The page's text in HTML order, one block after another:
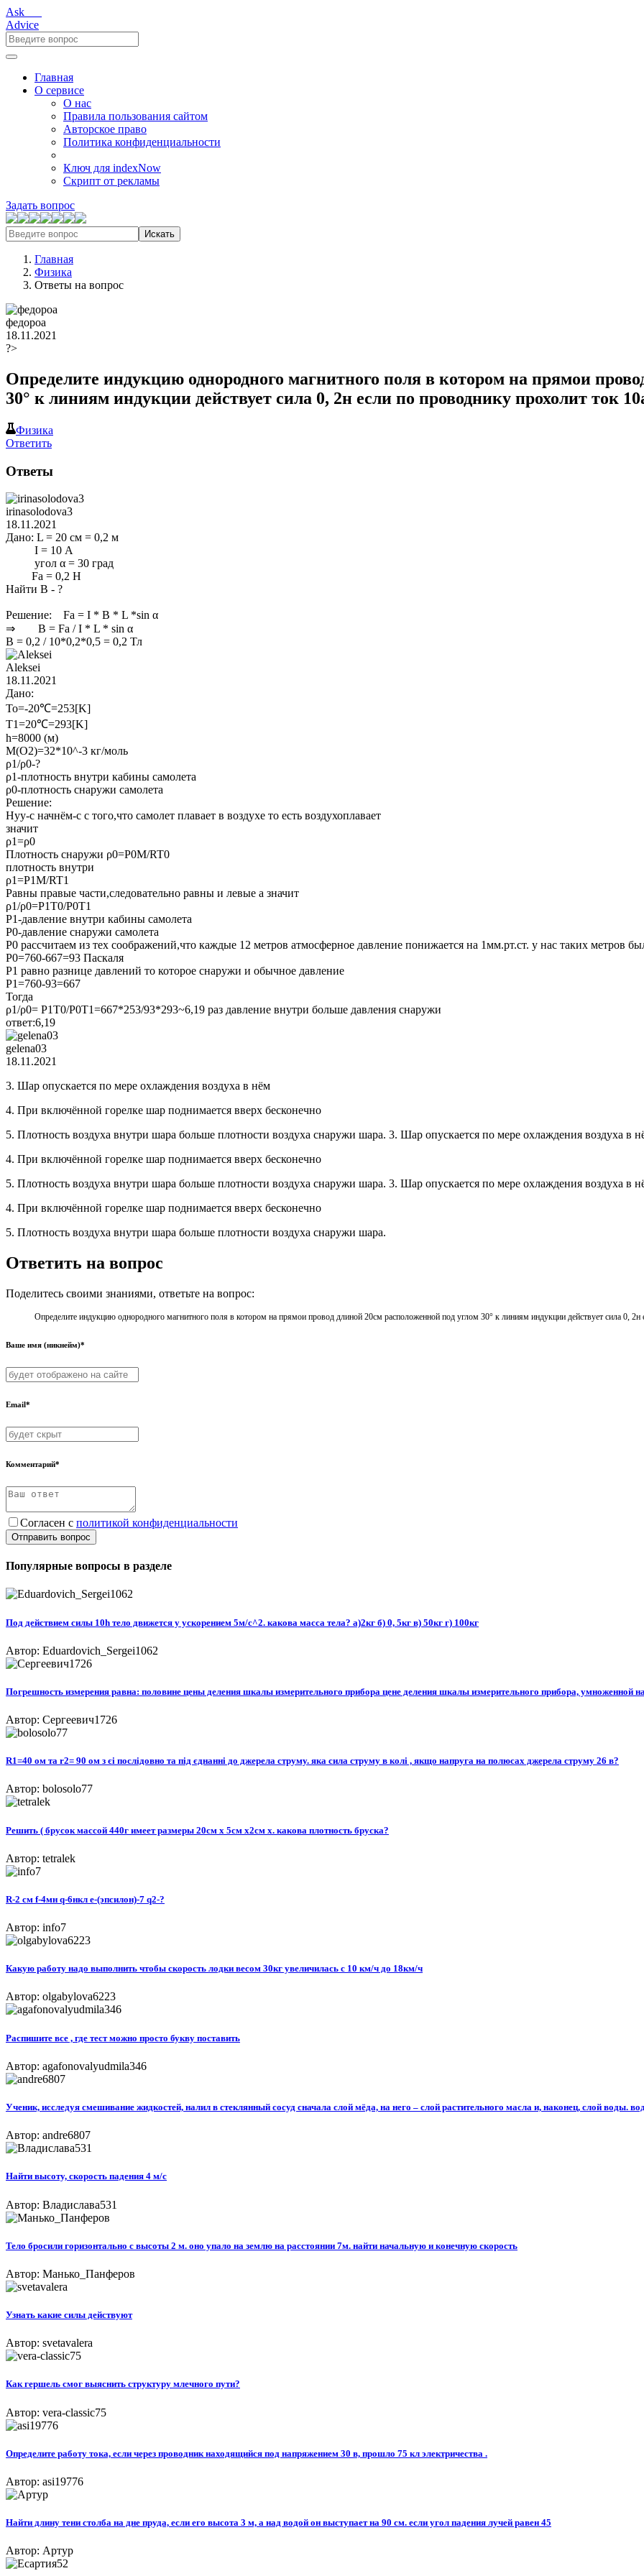
Ask___
Advice
Главная
О сервисе
О нас
Правила пользования сайтом
Авторское право
Политика конфиденциальности
Ключ для indexNow
Скрипт от рекламы
Задать вопрос
Искать
Главная
Физика
Ответы на вопрос
федороа
18.11.2021
?>
Определите индукцию однородного магнитного поля в котором на прямои
30° к линиям индукции действует сила 0, 2н если по проводнику прохолит ток
Физика
Ответить
Ответы
irinasolodova3
18.11.2021
Дано: L = 20 см = 0,2 м
I = 10 А
угол α = 30 град
Fa = 0,2 H
Найти B - ?
Решение: Fa = I * B * L *sin α
⇒ B = Fa / I * L * sin α
B = 0,2 / 10*0,2*0,5 = 0,2 Тл
Aleksei
18.11.2021
Дано:
To=-20℃=253[K]
T1=20℃=293[K]
h=8000 (м)
M(O2)=32*10^-3 кг/моль
ρ1/ρ0-?
ρ1-плотность внутри кабины самолета
ρ0-плотность снаружи самолета
Решение:
Нуу-с начнём-с с того,что самолет плавает в воздухе то есть воздухоплавает
значит
ρ1=ρ0
Плотность снаружи ρ0=Ρ0М/RT0
плотность внутри
ρ1=Ρ1Μ/RT1
Равны правые части,следовательно равны и левые а значит
ρ1/ρ0=P1T0/P0Т1
Р1-давление внутри кабины самолета
Р0-давление снаружи самолета
Р0 рассчитаем из тех соображений,что каждые 12 метров атмосферное давление понижается на 1мм.рт.ст. у нас таких метров
Р0=760-667=93 Паскаля
Р1 равно разнице давлений то которое снаружи и обычное давление
Р1=760-93=667
Тогда
ρ1/ρ0= Ρ1Τ0/Ρ0Τ1=667*253/93*293~6,19 раз давление внутри больше давления снаружи
ответ:6,19
gelena03
18.11.2021
3. Шар опускается по мере охлаждения воздуха в нём
4. При включённой горелке шар поднимается вверх бесконечно
5. Плотность воздуха внутри шара больше плотности воздуха снаружи шара. ​3. Шар опускается по мере охлаждения воздуха в
4. При включённой горелке шар поднимается вверх бесконечно
5. Плотность воздуха внутри шара больше плотности воздуха снаружи шара. ​3. Шар опускается по мере охлаждения воздуха в
4. При включённой горелке шар поднимается вверх бесконечно
5. Плотность воздуха внутри шара больше плотности воздуха снаружи шара. ​
Ответить на вопрос
Поделитесь своими знаниями, ответьте на вопрос:
Определите индукцию однородного магнитного поля в котором на прямои провод длиной 20см расположенной под углом 30° к линиям индукции действует сила 0, 2н
Ваше имя (никнейм)*
Email*
Комментарий*
Согласен с политикой конфиденциальности
Отправить вопрос
Популярные вопросы в разделе
Под действием силы 10h тело движется у ускорением 5м/с^2. какова масса тела? а)2кг б) 0, 5кг в) 50кг г) 100кг
Автор: Eduardovich_Sergei1062
Погрешность измерения равна: половине цены деления шкалы измерительного прибора цене деления шкалы измерительного прибора, умноженной
Автор: Сергеевич1726
R1=40 ом та r2= 90 ом з єі послідовно та під єднанні до джерела струму. яка сила струму в колі , якщо напруга на полюсах джерела струму 26 в?
Автор: bolosolo77
Решить ( брусок массой 440г имеет размеры 20см х 5см х2см х. какова плотность бруска?
Автор: tetralek
R-2 см f-4мн q-6нкл e-(эпсилон)-7 q2-?
Автор: info7
Какую работу надо выполнить чтобы скорость лодки весом 30кг увеличилась с 10 км/ч до 18км/ч
Автор: olgabylova6223
Распишите все , где тест можно просто букву поставить
Автор: agafonovalyudmila346
Ученик, исследуя смешивание жидкостей, налил в стеклянный сосуд сначала слой мёда, на него – слой растительного масла и, наконец, слой воды.
Автор: andre6807
Найти высоту, скорость падения 4 м/с
Автор: Владислава531
Тело бросили горизонтально с высоты 2 м. оно упало на землю на расстоянии 7м. найти начальную и конечную скорость
Автор: Манько_Панферов
Узнать какие силы действуют​
Автор: svetavalera
Как гершель смог выяснить структуру млечного пути?
Автор: vera-classic75
Определите работу тока, если через проводник находящийся под напряжением 30 в, прошло 75 кл электричества .
Автор: asi19776
Найти длину тени столба на дне пруда, если его высота 3 м, а над водой он выступает на 90 см. если угол падения лучей равен 45
Автор: Артур